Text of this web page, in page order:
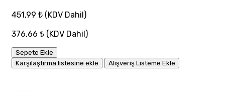
451,99 ₺ (KDV Dahil)
376,66 ₺ (KDV Dahil)
Sepete Ekle
Karşılaştırma listesine ekle
Alışveriş Listeme Ekle